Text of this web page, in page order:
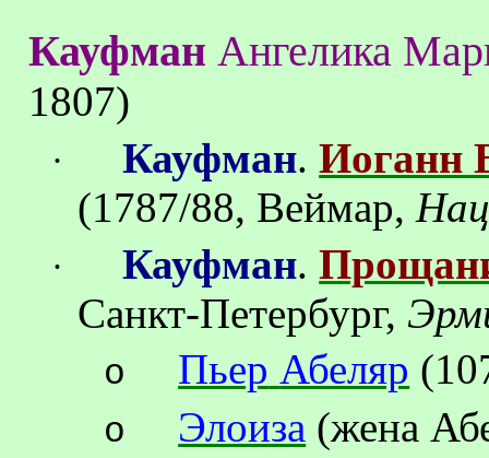
Кауфман Ангелика
1807)
· Кауфман.Иоганн
(1787/88, Веймар,
· Кауфман.
Санкт-Петербург,
o Пьер Абеляр
o Элоиза (жена